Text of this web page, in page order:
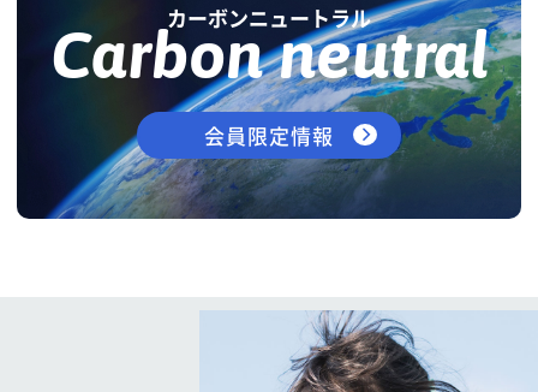
カーボンニュートラル
Carbon neutral
会員限定情報